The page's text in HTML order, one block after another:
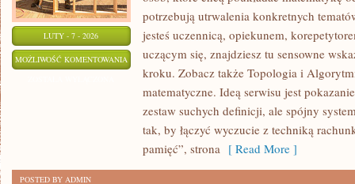
LUTY - 7 - 2026
MOŻLIWOŚĆ KOMENTOWANIA MATEMATYKA
ŻYCIU
CODZIENNYM
potrzebują utrwalenia konkretnych
jesteś uczennicą, opiekunem,
uczącym się, znajdziesz tu sensowne
kroku. Zobacz także Topologia i
matematyczne. Ideą serwisu jest
zestaw suchych definicji, ale spójny
tak, by łączyć wyczucie z techniką
pamięć”, strona [ Read More ]
POSTED BY ADMIN